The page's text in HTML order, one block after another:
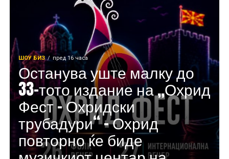
ШОУ БИЗ пред 16 часа
Останува уште малку до
33-тото издание на „Охрид
Фест – Охридски
трубадури“ – Охрид
повторно ќе биде